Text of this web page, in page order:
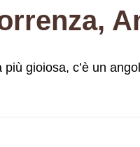
gioiosa, c’è un